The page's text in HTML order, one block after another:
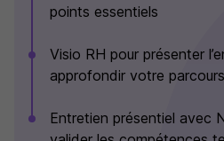
points essentiels
Visio RH pour présenter
approfondir votre parcours
Entretien présentiel avec